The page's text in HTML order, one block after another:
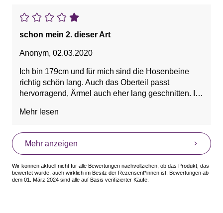
schon mein 2. dieser Art
Anonym, 02.03.2020
Ich bin 179cm und für mich sind die Hosenbeine
richtig schön lang. Auch das Oberteil passt
hervorragend, Ärmel auch eher lang geschnitten. Ich
den 1. Pyjama so gerne trage. Sehr weiche
klare Kaufempfehlung.
Mehr lesen
Mehr anzeigen
Wir können aktuell nicht für alle Bewertungen nachvollziehen, ob das Produkt, das
bewertet wurde, auch wirklich im Besitz der Rezensent*innen ist. Bewertungen ab
dem 01. März 2024 sind alle auf Basis verifizierter Käufe.